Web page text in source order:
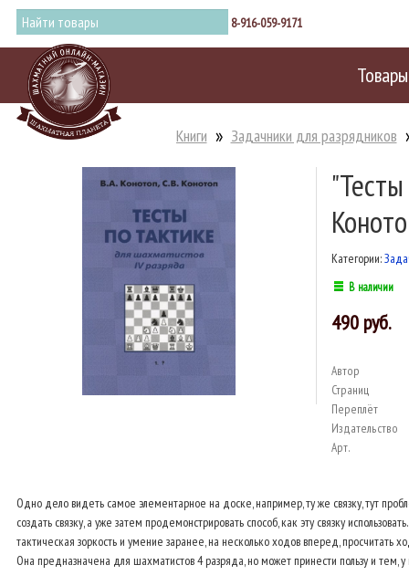
8-916-059-9171
Товары
Книги Задачники для разрядников
Категории:
В наличии
490
Автор
Страниц
Переплёт
Издательство
Арт.
Одно дело видеть самое элементарное на доске, например, ту же связку, тут
создать связку, а уже затем продемонстрировать способ, как эту связку
тактическая зоркость и умение заранее, на несколько ходов вперед,
Она предназначена для шахматистов 4 разряда, но может принести пользу и тем,